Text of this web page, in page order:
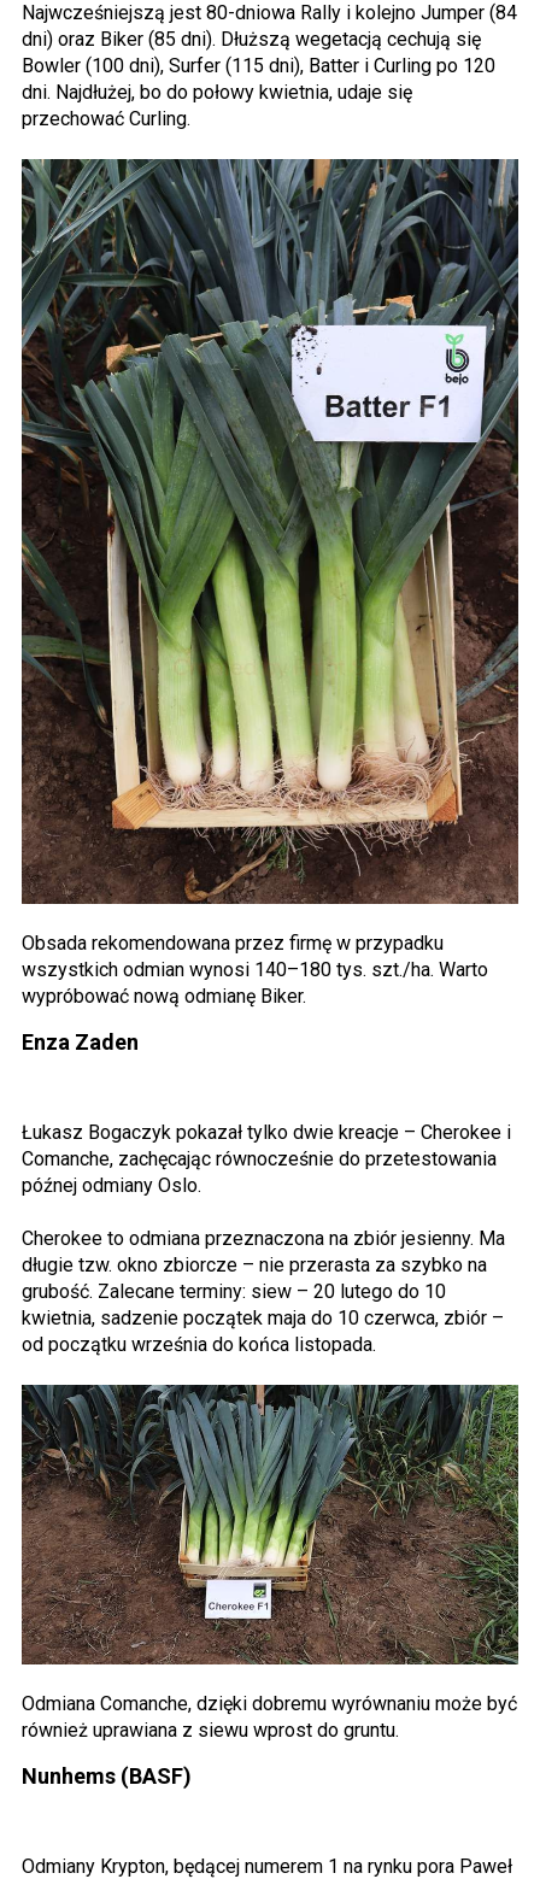
Najwcześniejszą jest 80-dniowa Rally i kolejno Jumper (84
dni) oraz Biker (85 dni). Dłuższą wegetacją cechują się
Bowler (100 dni), Surfer (115 dni), Batter i Curling po 120
dni. Najdłużej, bo do połowy kwietnia, udaje się
przechować Curling.
Obsada rekomendowana przez firmę w przypadku
wszystkich odmian wynosi 140–180 tys. szt./ha. Warto
wypróbować nową odmianę Biker.
Enza Zaden
Łukasz Bogaczyk pokazał tylko dwie kreacje – Cherokee i
Comanche, zachęcając równocześnie do przetestowania
późnej odmiany Oslo.
Cherokee to odmiana przeznaczona na zbiór jesienny. Ma
długie tzw. okno zbiorcze – nie przerasta za szybko na
grubość. Zalecane terminy: siew – 20 lutego do 10
kwietnia, sadzenie początek maja do 10 czerwca, zbiór –
od początku września do końca listopada.
Odmiana Comanche, dzięki dobremu wyrównaniu może być
również uprawiana z siewu wprost do gruntu.
Nunhems (BASF)
Odmiany Krypton, będącej numerem 1 na rynku pora Paweł